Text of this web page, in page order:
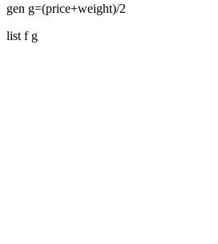
gen g=(price+weight)/2
list f g